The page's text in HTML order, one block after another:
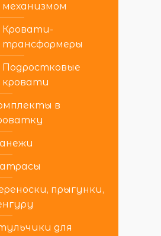
механизмом
Кровати-
трансформеры
Подростковые
кровати
в
прыгунки,
для